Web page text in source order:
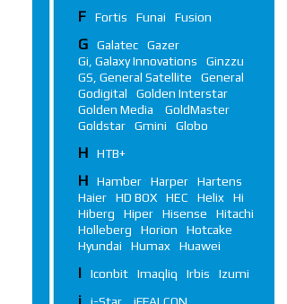
F Fortis Funai Fusion
G Galatec
Gazer
Gi, Galaxy Innovations
Ginzzu
GS, General Satellite
General
Godigital
Golden Interstar
Golden Media
GoldMaster
Goldstar
Gmini Globo
Н НТВ+
H Hamber Harper
Hartens
Haier
HD BOX HEC Helix
Hi
Hiberg
Hiper Hisense
Hitachi
Holleberg
Horion
Hotcake
Hyundai
Humax Huawei
I Iconbit Imaqliq Irbis Izumi